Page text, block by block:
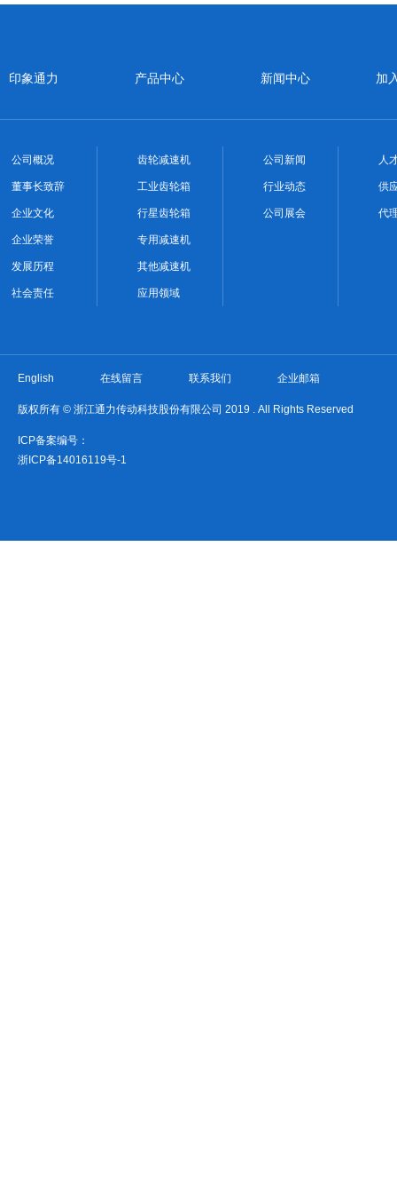
加
新闻中心
产品中心
印象通力
人
供
代
公司新闻
行业动态
公司展会
齿轮减速机
工业齿轮箱
行星齿轮箱
专用减速机
其他减速机
应用领域
公司概况
董事长致辞
企业文化
企业荣誉
发展历程
社会责任
English 在线留言 联系我们 企业邮箱
版权所有 © 浙江通力传动科技股份有限公司 2019 . All Rights Reserved
ICP备案编号：
浙ICP备14016119号-1